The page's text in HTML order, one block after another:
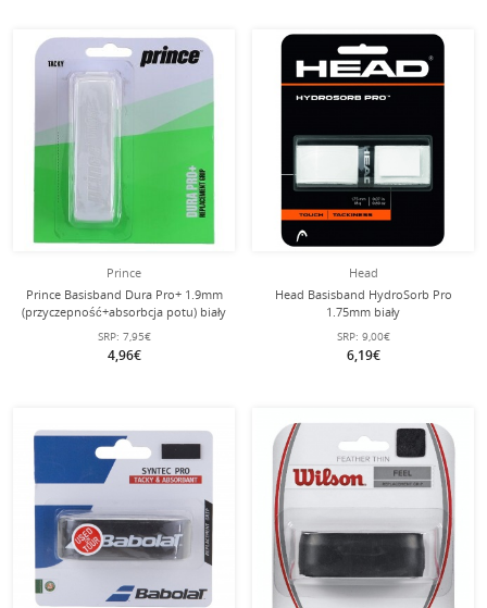
Prince
Prince Basisband Dura Pro+ 1.9mm
(przyczepność+absorbcja potu) biały
- 1 sztuka
SRP: 7,95€
4,96€
Head
Head Basisband HydroSorb Pro
1.75mm biały
SRP: 9,00€
6,19€